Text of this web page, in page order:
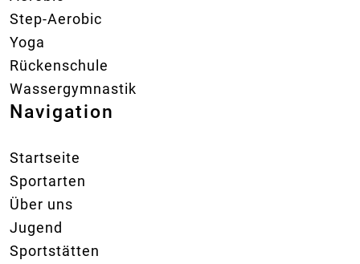
Step-Aerobic
Yoga
Rückenschule
Wassergymnastik
Navigation
Startseite
Sportarten
Über uns
Jugend
Sportstätten